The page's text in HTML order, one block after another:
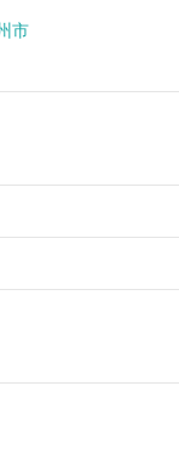
市